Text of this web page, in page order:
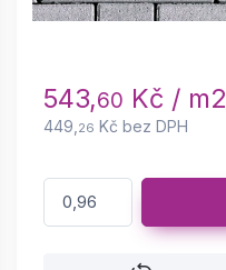
543,60 Kč / m2
449, 26 Kč bez DPH